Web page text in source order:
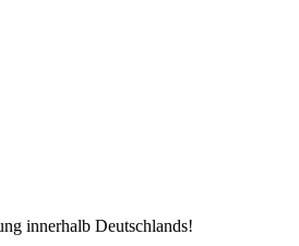
innerhalb Deutschlands!